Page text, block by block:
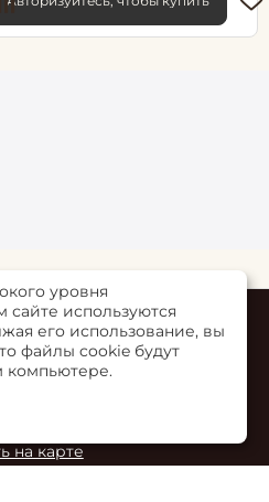
ул. Верхне-Луговая 73Б,
на карте
уровня
сайте используются
его использование, вы
файлы cookie будут
компьютере.